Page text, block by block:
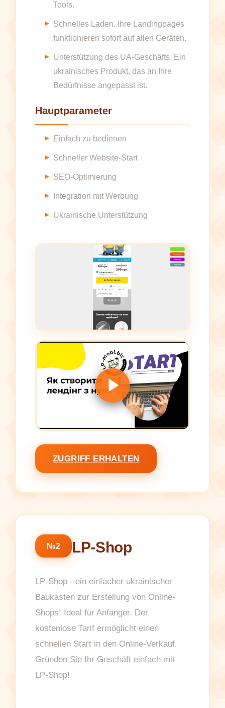
Tools.
Schnelles Laden. Ihre Landingpages
funktionieren sofort auf allen Geräten.
Unterstützung des UA-Geschäfts. Ein
ukrainisches Produkt, das an Ihre
Bedürfnisse angepasst ist.
Hauptparameter
Einfach zu bedienen
Schneller Website-Start
SEO-Optimierung
Integration mit Werbung
Ukrainische Unterstützung
ZUGRIFF ERHALTEN
№2 LP-Shop
LP-Shop - ein einfacher ukrainischer
Baukasten zur Erstellung von Online-
Shops! Ideal für Anfänger. Der
kostenlose Tarif ermöglicht einen
schnellen Start in den Online-Verkauf.
Gründen Sie Ihr Geschäft einfach mit
LP-Shop!